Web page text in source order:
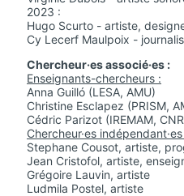
2023 :
Hugo Scurto - artiste,
Cy Lecerf Maulpoix -
Chercheur·es associé·es :
Enseignants-chercheurs :
Anna Guilló (LESA, AMU)
Christine Esclapez (PRISM,
Cédric Parizot (IREMAM,
Chercheur·es indépendant·es
Stephane Cousot, artiste,
Jean Cristofol, artiste,
Grégoire Lauvin, artiste
Ludmila Postel, artiste